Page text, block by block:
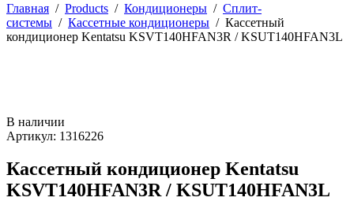
Главная / Products / Кондиционеры / Сплит-
системы / Кассетные кондиционеры / Кассетный
кондиционер Kentatsu KSVT140HFAN3R / KSUT140HFAN3L
В наличии
Артикул: 1316226
Кассетный кондиционер Kentatsu
KSVT140HFAN3R / KSUT140HFAN3L